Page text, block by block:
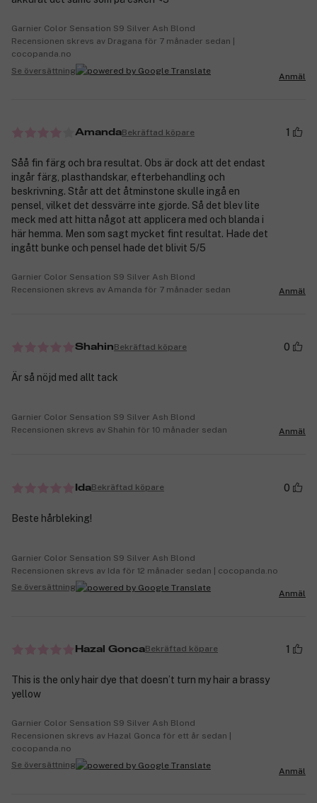
Garnier Color Sensation S9 Silver Ash Blond
Recensionen skrevs av Dragana för 7 månader sedan |
cocopanda.no
Se översättning
Anmäl
AmandaBekräftad köpare 1
Såå fin färg och bra resultat. Obs är dock att det endast
ingår färg, plasthandskar, efterbehandling och
beskrivning. Står att det åtminstone skulle ingå en
pensel, vilket det dessvärre inte gjorde. Så det blev lite
meck med att hitta något att applicera med och blanda i
här hemma. Men som sagt mycket fint resultat. Hade det
ingått bunke och pensel hade det blivit 5/5
Garnier Color Sensation S9 Silver Ash Blond
Recensionen skrevs av Amanda för 7 månader sedan
Anmäl
ShahinBekräftad köpare 0
Är så nöjd med allt tack
Garnier Color Sensation S9 Silver Ash Blond
Recensionen skrevs av Shahin för 10 månader sedan
Anmäl
IdaBekräftad köpare 0
Beste hårbleking!
Garnier Color Sensation S9 Silver Ash Blond
Recensionen skrevs av Ida för 12 månader sedan | cocopanda.no
Se översättning
Anmäl
Hazal GoncaBekräftad köpare 1
This is the only hair dye that doesn’t turn my hair a brassy
yellow
Garnier Color Sensation S9 Silver Ash Blond
Recensionen skrevs av Hazal Gonca för ett år sedan |
cocopanda.no
Se översättning
Anmäl